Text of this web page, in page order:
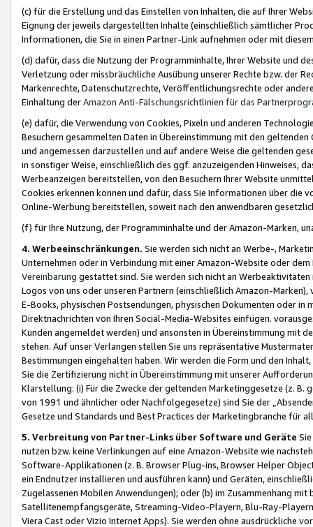
(c) für die Erstellung und das Einstellen von Inhalten, die auf Ihrer
Eignung der jeweils dargestellten Inhalte (einschließlich sämtlicher
Informationen, die Sie in einen Partner-Link aufnehmen oder mit
(d) dafür, dass die Nutzung der Programminhalte, Ihrer Website und
Verletzung oder missbräuchliche Ausübung unserer Rechte bzw. der
Markenrechte, Datenschutzrechte, Veröffentlichungsrechte oder
Einhaltung derAmazon Anti-Fälschungsrichtlinien für das
(e) dafür, die Verwendung von Cookies, Pixeln und anderen
Besuchern gesammelten Daten in Übereinstimmung mit den
und angemessen darzustellen und auf andere Weise die geltenden
in sonstiger Weise, einschließlich des ggf. anzuzeigenden Hinweises,
Werbeanzeigen bereitstellen, von den Besuchern Ihrer Website
Cookies erkennen können und dafür, dass Sie Informationen über die
Online-Werbung bereitstellen, soweit nach den anwendbaren
(f) für Ihre Nutzung, der Programminhalte und der Amazon-Marken,
4. Werbeeinschränkungen. Sie werden sich nicht an Werbe-,
Unternehmen oder in Verbindung mit einer Amazon-Website oder
Vereinbarung gestattet sind. Sie werden sich nicht an
Logos von uns oder unseren Partnern (einschließlich Amazon-
E-Books, physischen Postsendungen, physischen Dokumenten oder in
Direktnachrichten von Ihren Social-Media-Websites einfügen.
Kunden angemeldet werden) und ansonsten in Übereinstimmung mit
stehen. Auf unser Verlangen stellen Sie uns repräsentative
Bestimmungen eingehalten haben. Wir werden die Form und den
Sie die Zertifizierung nicht in Übereinstimmung mit unserer
Klarstellung: (i) Für die Zwecke der geltenden Marketinggesetze (z. B.
von 1991 und ähnlicher oder Nachfolgegesetze) sind Sie der
Gesetze und Standards und Best Practices der Marketingbranche für
5. Verbreitung von Partner-Links über Software und Geräte
nutzen bzw. keine Verlinkungen auf eine Amazon-Website wie
Software-Applikationen (z. B. Browser Plug-ins, Browser Helper
ein Endnutzer installieren und ausführen kann) und Geräten,
Zugelassenen Mobilen Anwendungen); oder (b) im Zusammenhang
Satellitenempfangsgeräte, Streaming-Video-Playern, Blu-Ray-
Viera Cast oder Vizio Internet Apps). Sie werden ohne ausdrückliche